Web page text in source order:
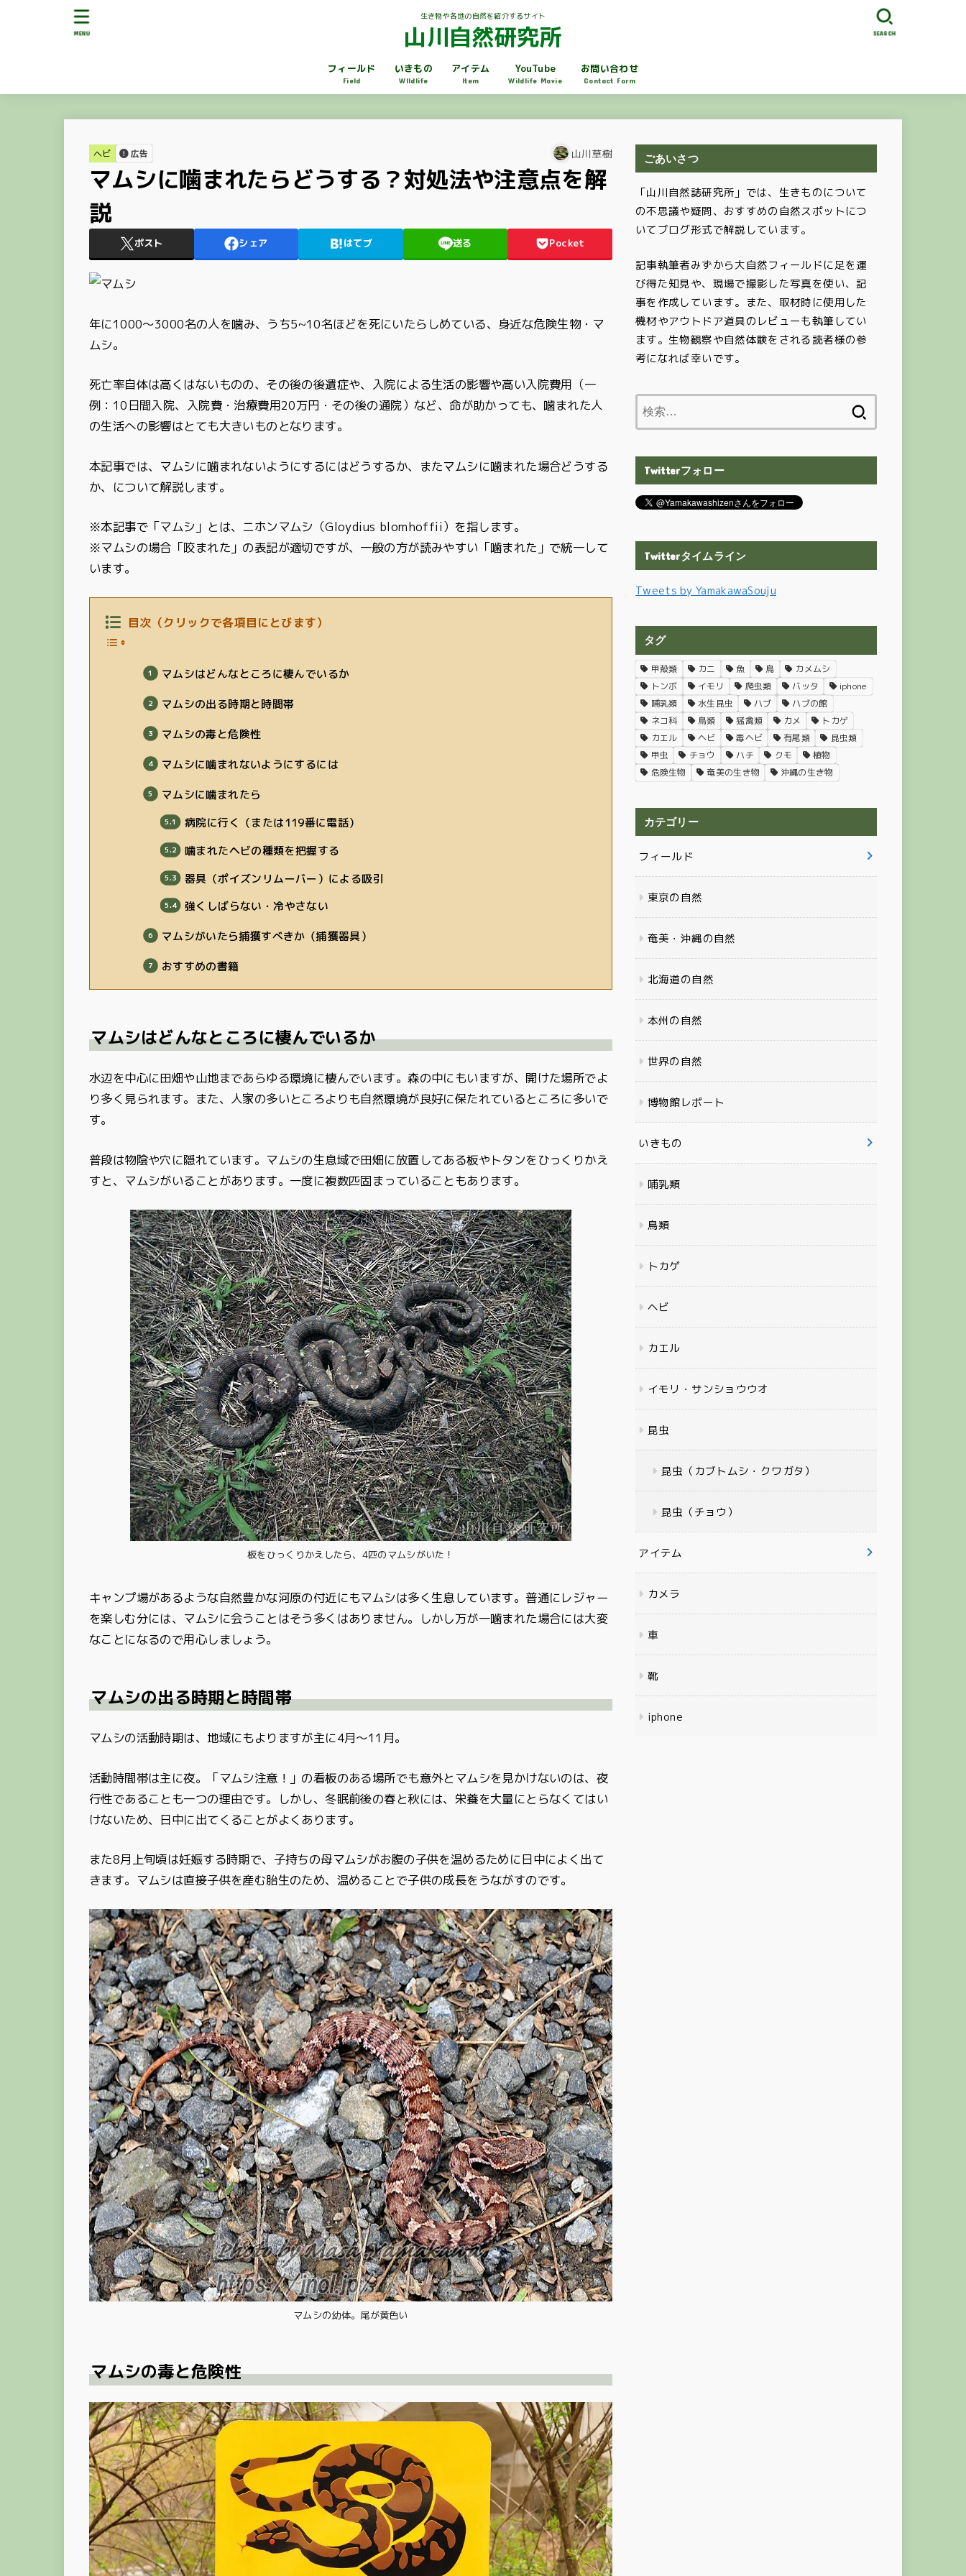
生き物や各地の自然を紹介するサイト
山川自然研究所
フィールド
Field
いきもの
WIldlife
アイテム
Item
YouTube
Wildlife Movie
お問い合わせ
Contact Form
SEARCH
MENU
ヘビ 広告 山川草樹
マムシに噛まれたらどうする？対処法や注意点を解
説
ポスト シェア はてブ 送る Pocket
年に1000～3000名の人を噛み、うち5~10名ほどを死にいたらしめている、身近な危険生物・マ
ムシ。
死亡率自体は高くはないものの、その後の後遺症や、入院による生活の影響や高い入院費用（一
例：10日間入院、入院費・治療費用20万円・その後の通院）など、命が助かっても、噛まれた人
の生活への影響はとても大きいものとなります。
本記事では、マムシに噛まれないようにするにはどうするか、またマムシに噛まれた場合どうする
か、について解説します。
※本記事で「マムシ」とは、ニホンマムシ（Gloydius blomhoffii）を指します。
※マムシの場合「咬まれた」の表記が適切ですが、一般の方が読みやすい「噛まれた」で統一して
います。
目次（クリックで各項目にとびます）
マムシはどんなところに棲んでいるか
マムシの出る時期と時間帯
マムシの毒と危険性
マムシに噛まれないようにするには
マムシに噛まれたら
病院に行く（または119番に電話）
噛まれたヘビの種類を把握する
器具（ポイズンリムーバー）による吸引
強くしばらない・冷やさない
マムシがいたら捕獲すべきか（捕獲器具）
おすすめの書籍
マムシはどんなところに棲んでいるか
水辺を中心に田畑や山地まであらゆる環境に棲んでいます。森の中にもいますが、開けた場所でよ
り多く見られます。また、人家の多いところよりも自然環境が良好に保たれているところに多いで
す。
普段は物陰や穴に隠れています。マムシの生息域で田畑に放置してある板やトタンをひっくりかえ
すと、マムシがいることがあります。一度に複数匹固まっていることもあります。
板をひっくりかえしたら、4匹のマムシがいた！
キャンプ場があるような自然豊かな河原の付近にもマムシは多く生息しています。普通にレジャー
を楽しむ分には、マムシに会うことはそう多くはありません。しかし万が一噛まれた場合には大変
なことになるので用心しましょう。
マムシの出る時期と時間帯
マムシの活動時期は、地域にもよりますが主に4月～11月。
活動時間帯は主に夜。「マムシ注意！」の看板のある場所でも意外とマムシを見かけないのは、夜
行性であることも一つの理由です。しかし、冬眠前後の春と秋には、栄養を大量にとらなくてはい
けないため、日中に出てくることがよくあります。
また8月上旬頃は妊娠する時期で、子持ちの母マムシがお腹の子供を温めるために日中によく出て
きます。マムシは直接子供を産む胎生のため、温めることで子供の成長をうながすのです。
マムシの幼体。尾が黄色い
マムシの毒と危険性
ごあいさつ
「山川自然誌研究所」では、生きものについて
の不思議や疑問、おすすめの自然スポットにつ
いてブログ形式で解説しています。
記事執筆者みずから大自然フィールドに足を運
び得た知見や、現場で撮影した写真を使い、記
事を作成しています。また、取材時に使用した
機材やアウトドア道具のレビューも執筆してい
ます。生物観察や自然体験をされる読者様の参
考になれば幸いです。
Twitterフォロー
Twitterタイムライン
Tweets by YamakawaSouju
タグ
甲殻類 カニ 魚 鳥
カメムシ
トンボ
イモリ 爬虫類 バッタ
iphone
哺乳類
水生昆虫 ハブ
ハブの館
ネコ科
鳥類 猛禽類 カメ
トカゲ
カエル
ヘビ 毒ヘビ 有尾類
昆虫類
甲虫
チョウ ハチ クモ
植物
危険生物
奄美の生き物 沖縄の生き物
カテゴリー
フィールド
東京の自然
奄美・沖縄の自然
北海道の自然
本州の自然
世界の自然
博物館レポート
いきもの
哺乳類
鳥類
トカゲ
ヘビ
カエル
イモリ・サンショウウオ
昆虫
昆虫（カブトムシ・クワガタ）
昆虫（チョウ）
アイテム
カメラ
車
靴
iphone